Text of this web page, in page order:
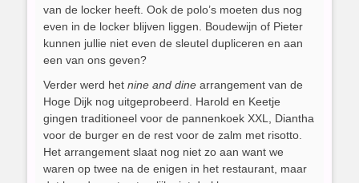
van de locker heeft. Ook de polo’s moeten dus nog
even in de locker blijven liggen. Boudewijn of Pieter
kunnen jullie niet even de sleutel dupliceren en aan
een van ons geven?
Verder werd het nine and dine arrangement van de
Hoge Dijk nog uitgeprobeerd. Harold en Keetje
gingen traditioneel voor de pannenkoek XXL, Diantha
voor de burger en de rest voor de zalm met risotto.
Het arrangement slaat nog niet zo aan want we
waren op twee na de enigen in het restaurant, maar